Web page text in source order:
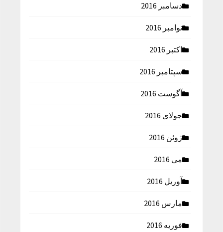
دسامبر 2016
نوامبر 2016
اکتبر 2016
سپتامبر 2016
آگوست 2016
جولای 2016
ژوئن 2016
می 2016
آوریل 2016
مارس 2016
فوریه 2016